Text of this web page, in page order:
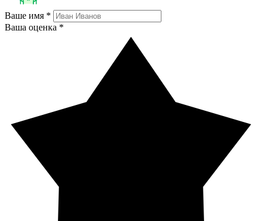
Ваше имя *
Ваша оценка *